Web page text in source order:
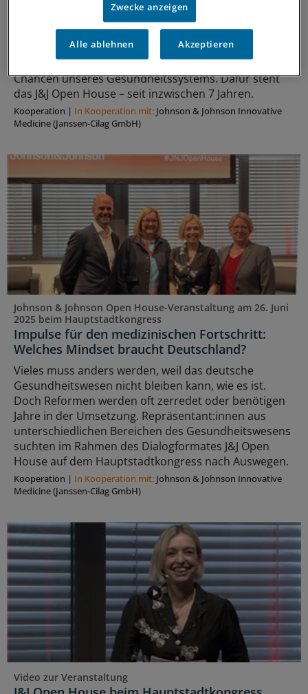
Der Gesundheitsdialog
Expert:innen aus unterschiedlichsten Bereichen des
Gesundheitswesens diskutieren – offen, kritisch und
lösungsorientiert – über die Herausforderungen und
Chancen unseres Gesundheitssystems. Dafür steht
das J&J Open House – seit inzwischen 7 Jahren.
Kooperation | In Kooperation mit: Johnson & Johnson Innovative
Medicine (Janssen-Cilag GmbH)
Johnson & Johnson Open House-Veranstaltung am 26. Juni
2025 beim Hauptstadtkongress
Impulse für den medizinischen Fortschritt:
Welches Mindset braucht Deutschland?
Vieles muss anders werden, weil das deutsche
Gesundheitswesen nicht bleiben kann, wie es ist.
Doch Reformen werden oft zerredet oder benötigen
Jahre in der Umsetzung. Repräsentant:innen aus
unterschiedlichen Bereichen des Gesundheitswesens
suchten im Rahmen des Dialogformates J&J Open
House auf dem Hauptstadtkongress nach Auswegen.
Kooperation | In Kooperation mit: Johnson & Johnson Innovative
Medicine (Janssen-Cilag GmbH)
Video zur Veranstaltung
Zwecke anzeigen
Alle ablehnen Akzeptieren